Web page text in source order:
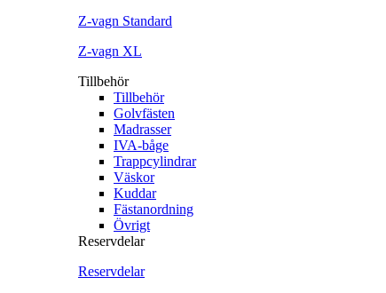
Z‐vagn Standard
Z‐vagn XL
Tillbehör
Tillbehör
Golvfästen
Madrasser
IVA-båge
Trappcylindrar
Väskor
Kuddar
Fästanordning
Övrigt
Reservdelar
Reservdelar